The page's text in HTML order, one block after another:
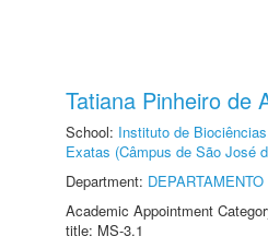
Tatiana Pinheiro de
School: Instituto de
Exatas (Câmpus de São José
Department:
Academic Appointment
title: MS-3.1